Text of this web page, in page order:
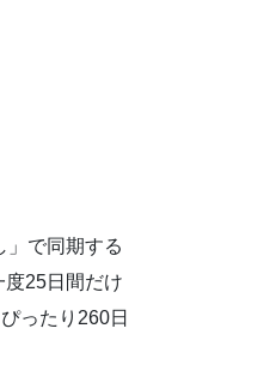
」で同期する
25日間だけ
ったり260日